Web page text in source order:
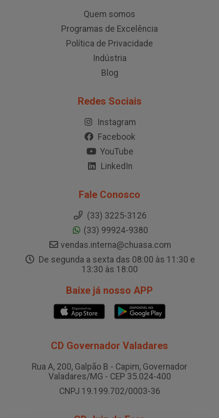
Quem somos
Programas de Excelência
Política de Privacidade
Indústria
Blog
Redes Sociais
Instagram
Facebook
YouTube
LinkedIn
Fale Conosco
(33) 3225-3126
(33) 99924-9380
vendas.interna@chuasa.com
De segunda a sexta das 08:00 às 11:30 e
13:30 às 18:00
Baixe já nosso APP
CD Governador Valadares
Rua A, 200, Galpão B - Capim, Governador
Valadares/MG - CEP 35.024-400
CNPJ 19.199.702/0003-36